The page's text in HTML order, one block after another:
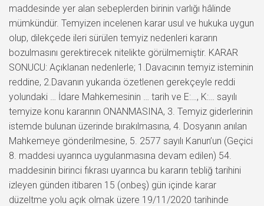
maddesinde yer alan sebeplerden birinin varlığı hâlinde
mümkündür. Temyizen incelenen karar usul ve hukuka uygun
olup, dilekçede ileri sürülen temyiz nedenleri kararın
bozulmasını gerektirecek nitelikte görülmemiştir. KARAR
SONUCU: Açıklanan nedenlerle; 1.Davacının temyiz isteminin
reddine, 2.Davanın yukarıda özetlenen gerekçeyle reddi
yolundaki … İdare Mahkemesinin … tarih ve E:…, K:… sayılı
temyize konu kararının ONANMASINA, 3. Temyiz giderlerinin
istemde bulunan üzerinde bırakılmasına, 4. Dosyanın anılan
Mahkemeye gönderilmesine, 5. 2577 sayılı Kanun’un (Geçici
8. maddesi uyarınca uygulanmasına devam edilen) 54.
maddesinin birinci fıkrası uyarınca bu kararın tebliğ tarihini
izleyen günden itibaren 15 (onbeş) gün içinde karar
düzeltme yolu açık olmak üzere 19/11/2020 tarihinde